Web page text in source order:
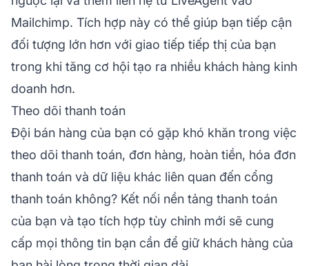
Mailchimp. Tích hợp này có thể giúp bạn tiếp cận
đối tượng lớn hơn với giao tiếp tiếp thị của bạn
trong khi tăng cơ hội tạo ra nhiều khách hàng kinh
doanh hơn.
Theo dõi thanh toán
Đội bán hàng của bạn có gặp khó khăn trong việc
theo dõi thanh toán, đơn hàng, hoàn tiền, hóa đơn
thanh toán và dữ liệu khác liên quan đến cổng
thanh toán không? Kết nối nền tảng thanh toán
của bạn và tạo tích hợp tùy chỉnh mới sẽ cung
cấp mọi thông tin bạn cần để giữ khách hàng của